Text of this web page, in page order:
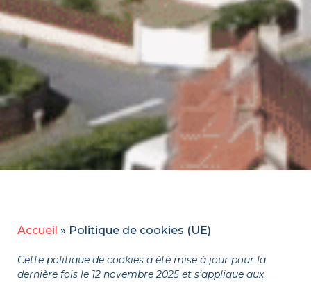
Accueil » Politique de cookies (UE)
Cette politique de cookies a été mise à jour pour la
dernière fois le 12 novembre 2025 et s’applique aux